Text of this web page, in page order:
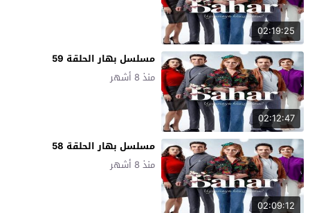
02:19:25
02:12:47
مسلسل بهار الحلقة 59
منذ 8 أشهر
02:09:12
مسلسل بهار الحلقة 58
منذ 8 أشهر